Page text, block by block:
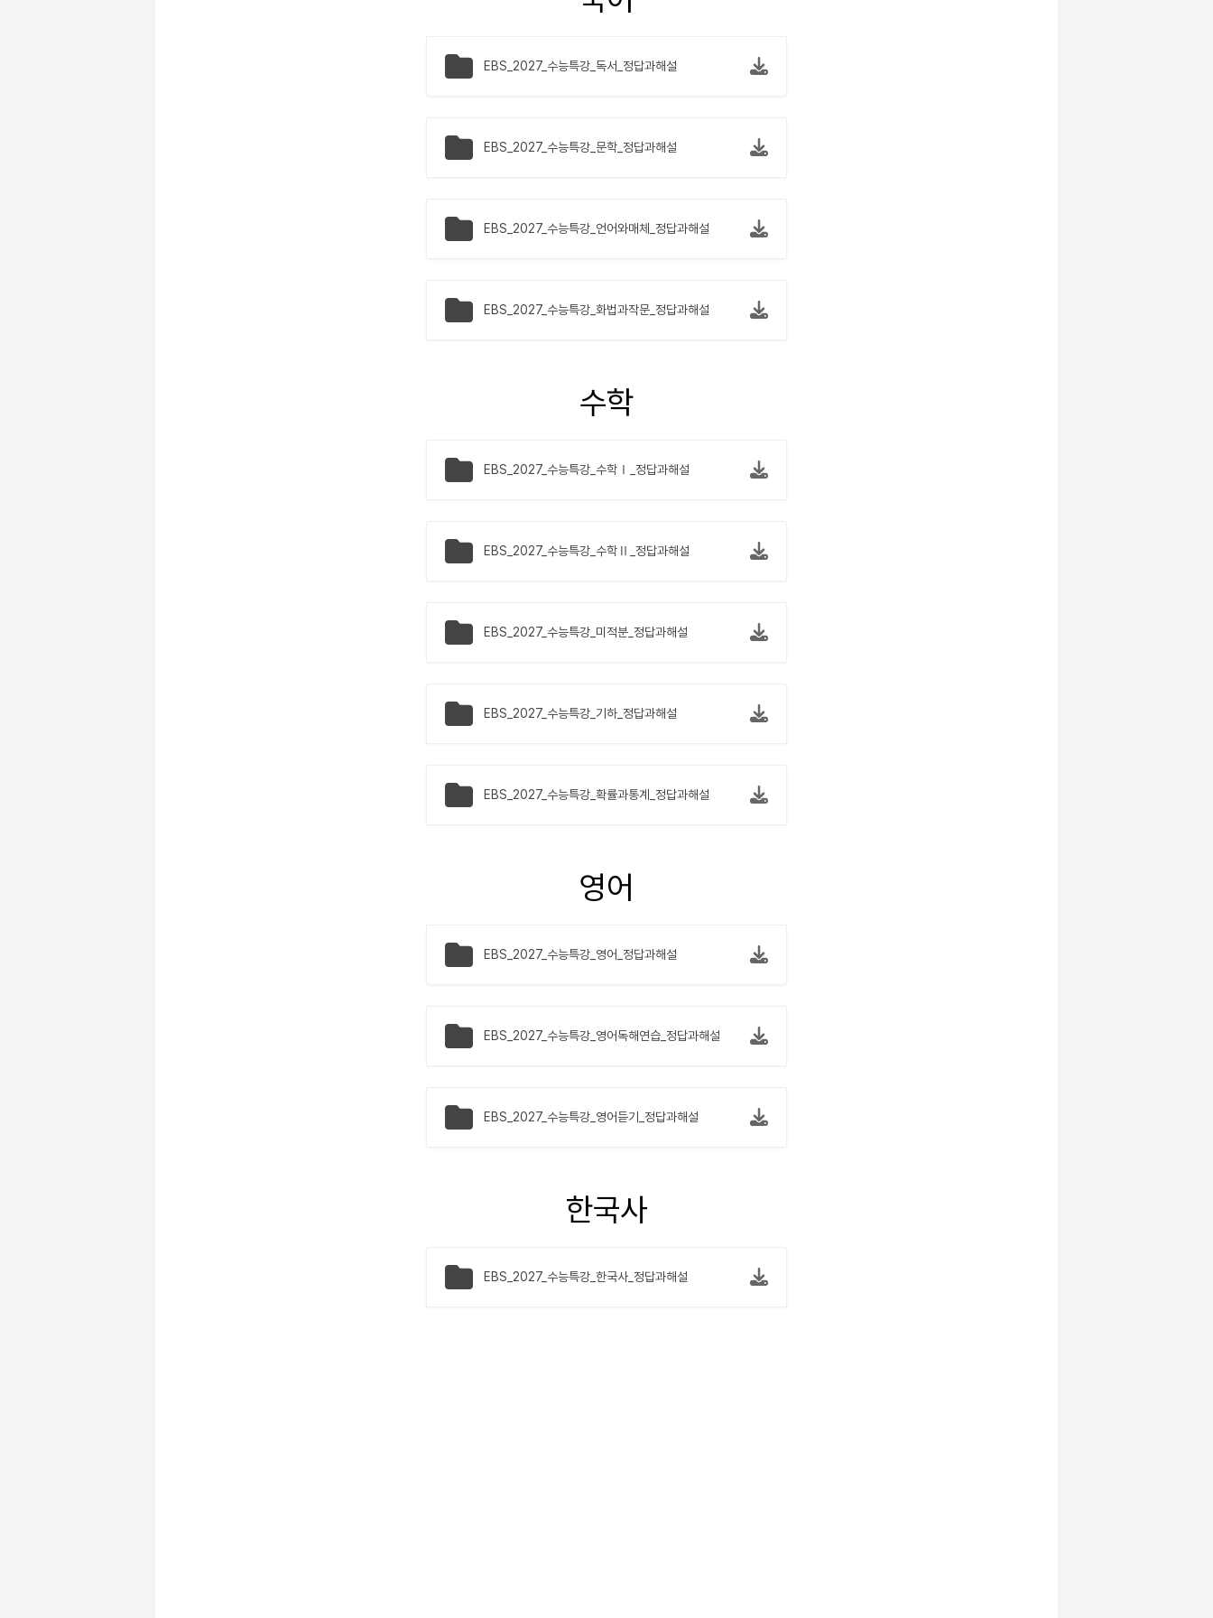
EBS_2027_수능특강_독서_정답과해설
EBS_2027_수능특강_문학_정답과해설
EBS_2027_수능특강_언어와매체_정답과해설
EBS_2027_수능특강_화법과작문_정답과해설
수학
EBS_2027_수능특강_수학Ⅰ_정답과해설
EBS_2027_수능특강_수학Ⅱ_정답과해설
EBS_2027_수능특강_미적분_정답과해설
EBS_2027_수능특강_기하_정답과해설
EBS_2027_수능특강_확률과통계_정답과해설
영어
EBS_2027_수능특강_영어_정답과해설
EBS_2027_수능특강_영어독해연습_정답과해설
EBS_2027_수능특강_영어듣기_정답과해설
한국사
EBS_2027_수능특강_한국사_정답과해설